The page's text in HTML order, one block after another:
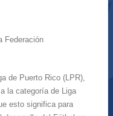
Federación
de Puerto Rico (LPR),
la categoría de Liga
esto significa para